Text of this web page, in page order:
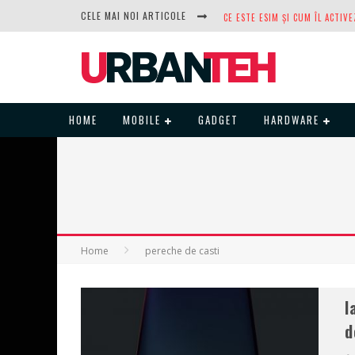
CELE MAI NOI ARTICOLE
DUPĂ ANI DE REFUZURI,
HOME MOBILE GADGET HARDWARE
Home pereche de casti